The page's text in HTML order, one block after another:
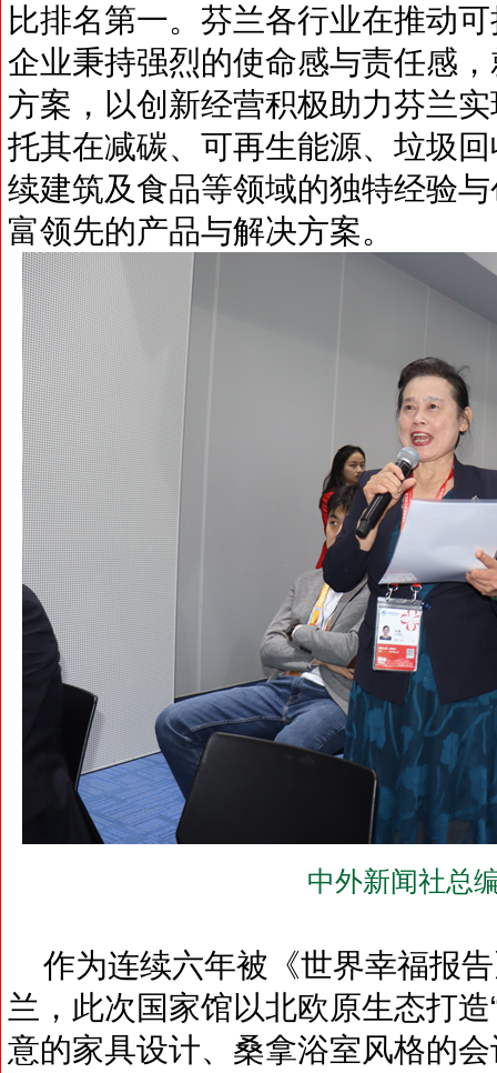
比排名第一。芬兰各行业在推动
企业秉持强烈的使命感与责任感
方案，以创新经营积极助力芬兰
托其在减碳、可再生能源、垃圾
续建筑及食品等领域的独特经验
富领先的产品与解决方案。
中外新闻社总
作为连续六年被《世界幸福报
兰，此次国家馆以北欧原生态打
意的家具设计、桑拿浴室风格的